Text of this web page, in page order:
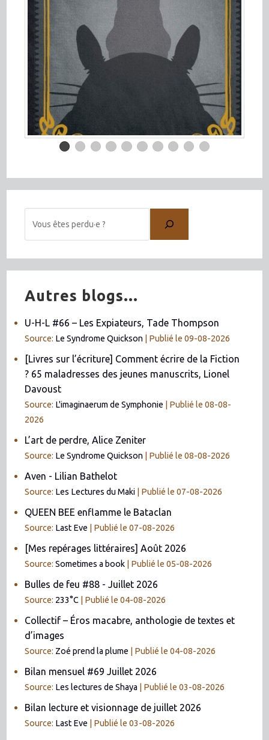
Autres blogs...
U-H-L #66 – Les Expiateurs, Tade Thompson
Source: Le Syndrome Quickson Publié le 09-08-2026
[Livres sur l’écriture] Comment écrire de la Fiction
? 65 maladresses des jeunes manuscrits, Lionel
Davoust
Source: L'imaginaerum de Symphonie
Publié le 08-08-
2026
L’art de perdre, Alice Zeniter
Source: Le Syndrome Quickson Publié le 08-08-2026
Aven - Lilian Bathelot
Source: Les Lectures du Maki Publié le 07-08-2026
QUEEN BEE enflamme le Bataclan
Source: Last Eve Publié le 07-08-2026
[Mes repérages littéraires] Août 2026
Source:Sometimes a book Publié le 05-08-2026
Bulles de feu #88 - Juillet 2026
Source: 233°C Publié le 04-08-2026
Collectif – Éros macabre, anthologie de textes et
d’images
Source: Zoé prend la plume Publié le 04-08-2026
Bilan mensuel #69 Juillet 2026
Source: Les lectures de Shaya Publié le 03-08-2026
Bilan lecture et visionnage de juillet 2026
Source: Last Eve Publié le 03-08-2026